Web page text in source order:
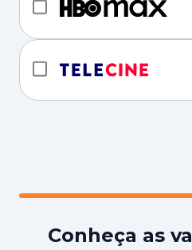
Conheça as